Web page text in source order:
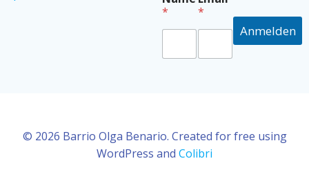
*
*
*
Anmelden
© 2026 Barrio Olga Benario. Created for free using
WordPress and Colibri